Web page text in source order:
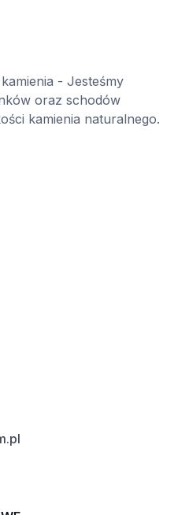
- Jesteśmy
oraz schodów
kamienia naturalnego.